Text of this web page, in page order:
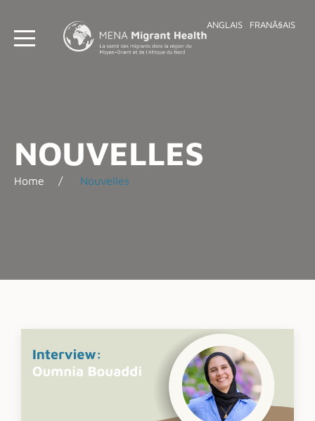
ANGLAIS FRANÃ§AIS
NOUVELLES
Home Nouvelles